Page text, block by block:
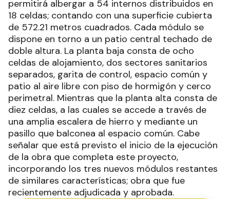
permitirá albergar a 54 internos distribuidos en
18 celdas; contando con una superficie cubierta
de 572.21 metros cuadrados. Cada módulo se
dispone en torno a un patio central techado de
doble altura. La planta baja consta de ocho
celdas de alojamiento, dos sectores sanitarios
separados, garita de control, espacio común y
patio al aire libre con piso de hormigón y cerco
perimetral. Mientras que la planta alta consta de
diez celdas, a las cuales se accede a través de
una amplia escalera de hierro y mediante un
pasillo que balconea al espacio común. Cabe
señalar que está previsto el inicio de la ejecución
de la obra que completa este proyecto,
incorporando los tres nuevos módulos restantes
de similares características; obra que fue
recientemente adjudicada y aprobada.